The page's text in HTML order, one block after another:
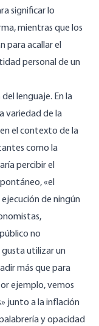
significar lo
mientras que los
para acallar el
personal de un
lenguaje. En la
variedad de la
el contexto de la
como la
percibir el
«el
de ningún
no
gusta utilizar un
más que para
ejemplo, vemos
junto a la inflación
y opacidad